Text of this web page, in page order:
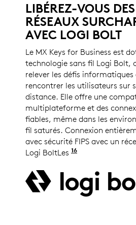
LIBÉREZ-VOUS DES
RÉSEAUX
AVEC LOGI BOLT
Le MX Keys for Business est
technologie sans fil Logi Bolt,
relever les défis informatiques
rencontrer les utilisateurs sur
distance. Elle offre une
multiplateforme et des
fiables, même dans les
fil saturés. Connexion
avec sécurité FIPS avec un
Logi BoltLes 16